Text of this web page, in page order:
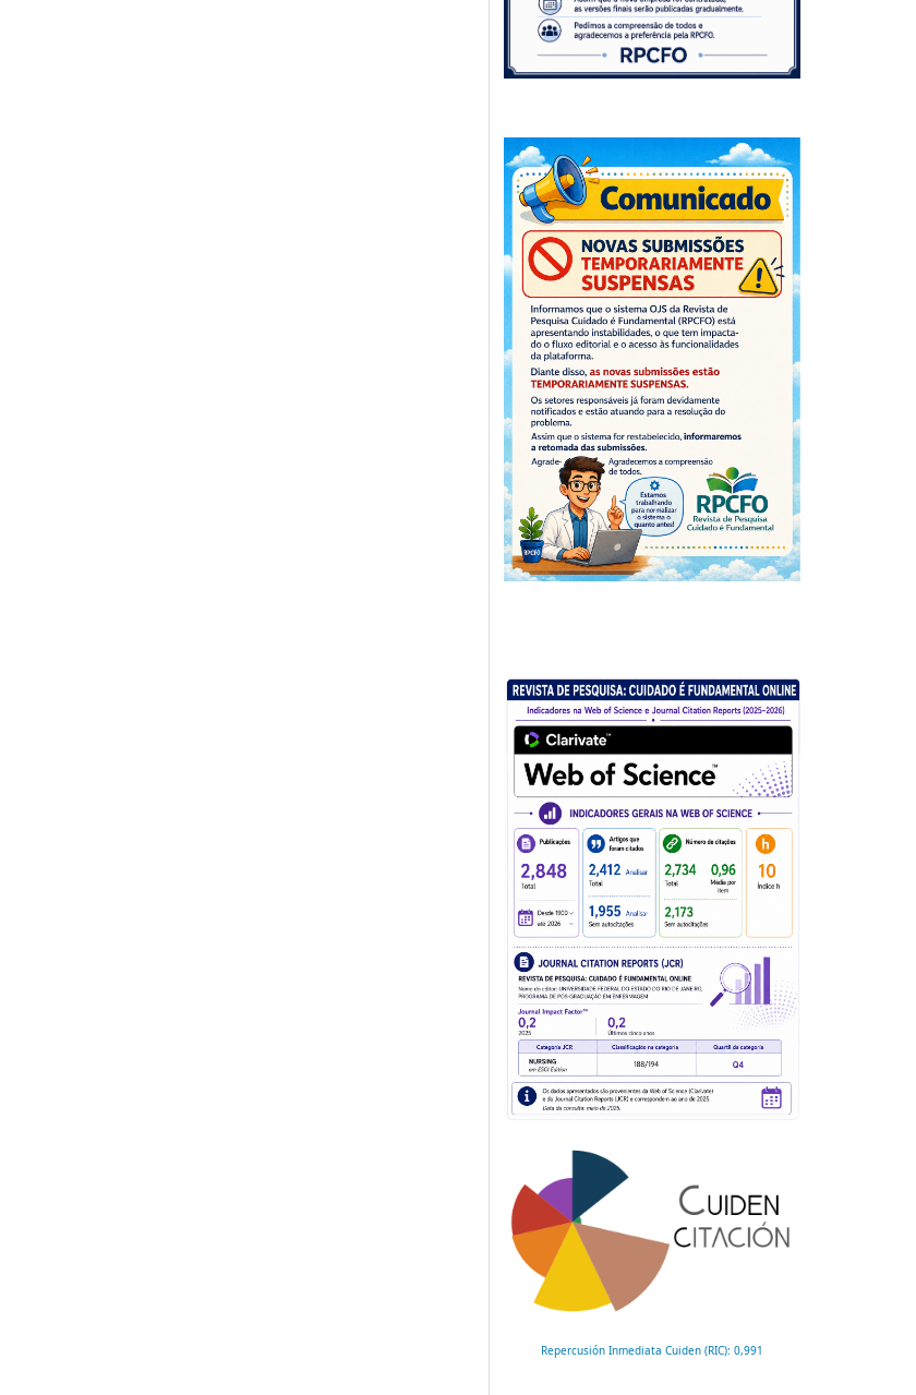
Repercusión Inmediata Cuiden (RIC): 0,991